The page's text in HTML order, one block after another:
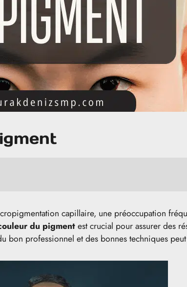
capillaire, une préoccupation
du pigmentest crucial pour assurer des
professionnel et des bonnes techniques